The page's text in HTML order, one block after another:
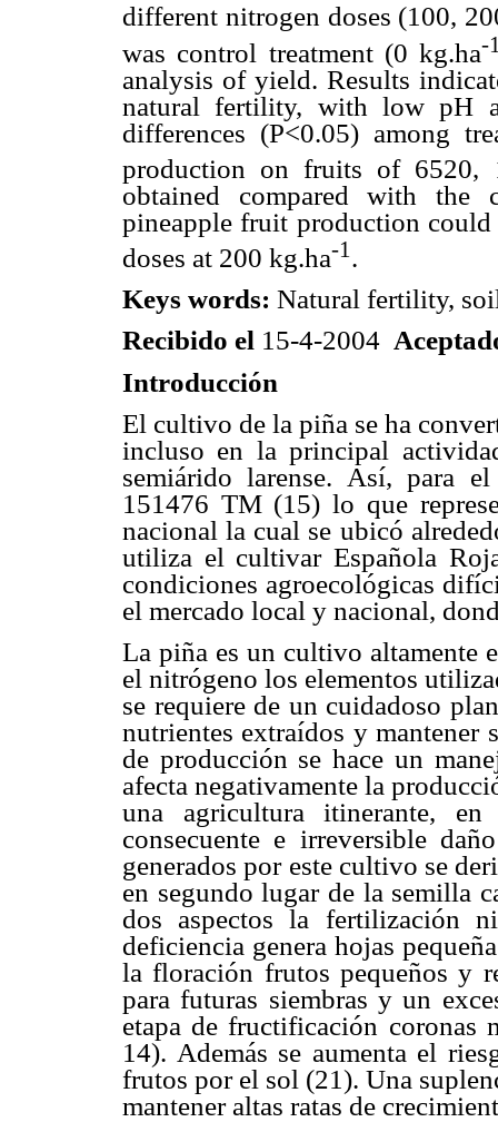
different nitrogen doses (100,
was control treatment (0 kg.ha-
analysis of yield. Results
natural fertility, with low pH
differences (P<0.05) among
production on fruits of 6520,
obtained compared with the
pineapple fruit production
doses at 200 kg.ha-1 .
Keys words: Natural fertility,
Recibido el 15-4-2004
Introducción
El cultivo de la piña se ha
incluso en la principal
semiárido larense. Así, para
151476 TM (15) lo que
nacional la cual se ubicó
utiliza el cultivar Española
condiciones agroecológicas
el mercado local y nacional,
La piña es un cultivo altamente
el nitrógeno los elementos
se requiere de un cuidadoso
nutrientes extraídos y mantener
de producción se hace un
afecta negativamente la
una agricultura itinerante,
consecuente e irreversible
generados por este cultivo se
en segundo lugar de la semilla
dos aspectos la fertilización
deficiencia genera hojas
la floración frutos pequeños y
para futuras siembras y un
etapa de fructificación coronas
14). Además se aumenta el
frutos por el sol (21). Una
mantener altas ratas de